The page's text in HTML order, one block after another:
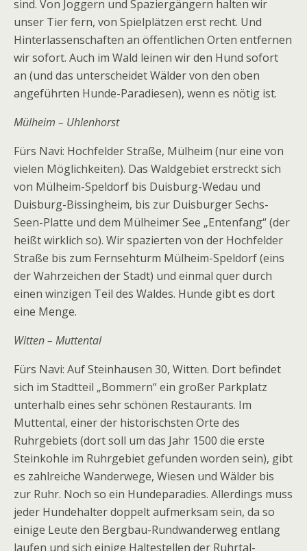
sind. Von Joggern und Spaziergängern halten wir
unser Tier fern, von Spielplätzen erst recht. Und
Hinterlassenschaften an öffentlichen Orten entfernen
wir sofort. Auch im Wald leinen wir den Hund sofort
an (und das unterscheidet Wälder von den oben
angeführten Hunde-Paradiesen), wenn es nötig ist.
Mülheim – Uhlenhorst
Fürs Navi: Hochfelder Straße, Mülheim (nur eine von
vielen Möglichkeiten). Das Waldgebiet erstreckt sich
von Mülheim-Speldorf bis Duisburg-Wedau und
Duisburg-Bissingheim, bis zur Duisburger Sechs-
Seen-Platte und dem Mülheimer See „Entenfang“ (der
heißt wirklich so). Wir spazierten von der Hochfelder
Straße bis zum Fernsehturm Mülheim-Speldorf (eins
der Wahrzeichen der Stadt) und einmal quer durch
einen winzigen Teil des Waldes. Hunde gibt es dort
eine Menge.
Witten – Muttental
Fürs Navi: Auf Steinhausen 30, Witten. Dort befindet
sich im Stadtteil „Bommern“ ein großer Parkplatz
unterhalb eines sehr schönen Restaurants. Im
Muttental, einer der historischsten Orte des
Ruhrgebiets (dort soll um das Jahr 1500 die erste
Steinkohle im Ruhrgebiet gefunden worden sein), gibt
es zahlreiche Wanderwege, Wiesen und Wälder bis
zur Ruhr. Noch so ein Hundeparadies. Allerdings muss
jeder Hundehalter doppelt aufmerksam sein, da so
einige Leute den Bergbau-Rundwanderweg entlang
laufen und sich einige Haltestellen der Ruhrtal-